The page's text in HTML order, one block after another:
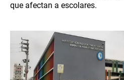
que afectan a escolares.